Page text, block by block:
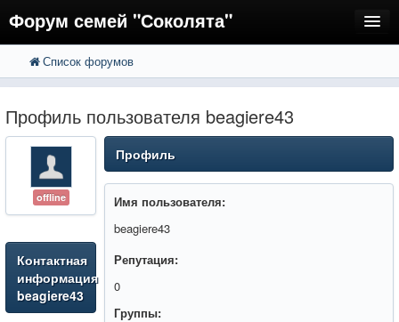
Форум семей "Соколята"
FAQ
Регистрация
Вход
Список форумов
Профиль пользователя beagiere43
offline
Контактная
информация
beagiere43
Профиль
Имя пользователя:
beagiere43
Репутация:
0
Группы: